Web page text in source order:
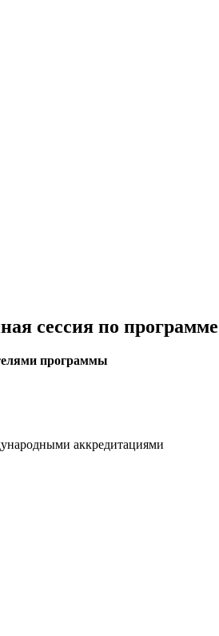
сессия по
программы
аккредитациями